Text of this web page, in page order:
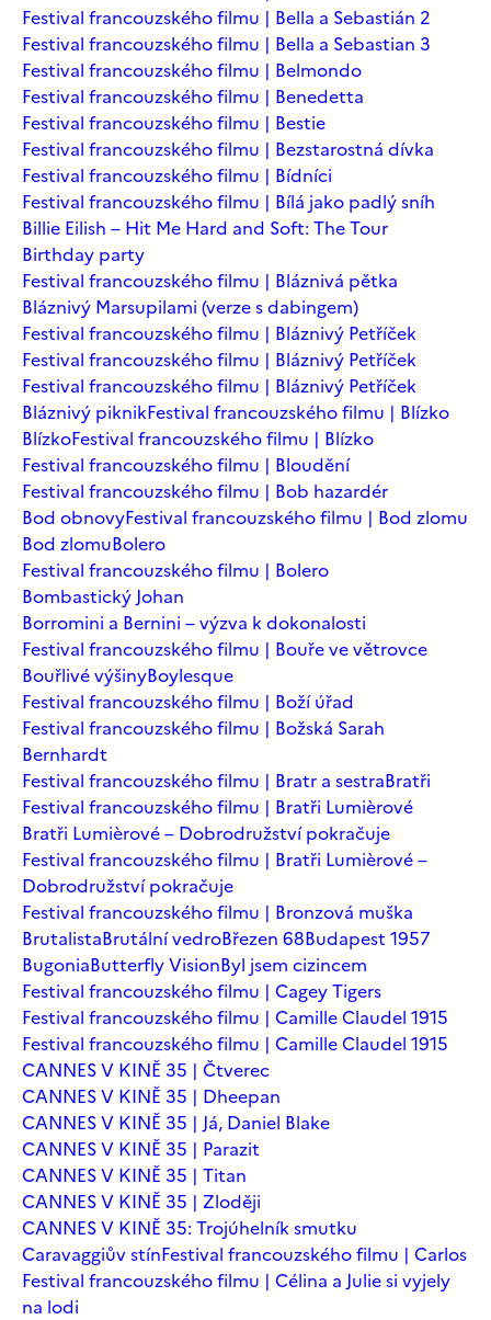
Festival francouzského filmu | Bella a Sebastián 2
Festival francouzského filmu | Bella a Sebastian 3
Festival francouzského filmu | Belmondo
Festival francouzského filmu | Benedetta
Festival francouzského filmu | Bestie
Festival francouzského filmu | Bezstarostná dívka
Festival francouzského filmu | Bídníci
Festival francouzského filmu | Bílá jako padlý sníh
Billie Eilish – Hit Me Hard and Soft: The Tour
Birthday party
Festival francouzského filmu | Bláznivá pětka
Bláznivý Marsupilami (verze s dabingem)
Festival francouzského filmu | Bláznivý Petříček
Festival francouzského filmu | Bláznivý Petříček
Festival francouzského filmu | Bláznivý Petříček
Bláznivý piknikFestival francouzského filmu | Blízko
BlízkoFestival francouzského filmu | Blízko
Festival francouzského filmu | Bloudění
Festival francouzského filmu | Bob hazardér
Bod obnovyFestival francouzského filmu | Bod zlomu
Bod zlomuBolero
Festival francouzského filmu | Bolero
Bombastický Johan
Borromini a Bernini – výzva k dokonalosti
Festival francouzského filmu | Bouře ve větrovce
Bouřlivé výšinyBoylesque
Festival francouzského filmu | Boží úřad
Festival francouzského filmu | Božská Sarah
Bernhardt
Festival francouzského filmu | Bratr a sestraBratři
Festival francouzského filmu | Bratři Lumièrové
Bratři Lumièrové – Dobrodružství pokračuje
Festival francouzského filmu | Bratři Lumièrové –
Dobrodružství pokračuje
Festival francouzského filmu | Bronzová muška
BrutalistaBrutální vedroBřezen 68Budapest 1957
BugoniaButterfly VisionByl jsem cizincem
Festival francouzského filmu | Cagey Tigers
Festival francouzského filmu | Camille Claudel 1915
Festival francouzského filmu | Camille Claudel 1915
CANNES V KINĚ 35 | Čtverec
CANNES V KINĚ 35 | Dheepan
CANNES V KINĚ 35 | Já, Daniel Blake
CANNES V KINĚ 35 | Parazit
CANNES V KINĚ 35 | Titan
CANNES V KINĚ 35 | Zloději
CANNES V KINĚ 35: Trojúhelník smutku
Caravaggiův stínFestival francouzského filmu | Carlos
Festival francouzského filmu | Célina a Julie si vyjely
na lodi